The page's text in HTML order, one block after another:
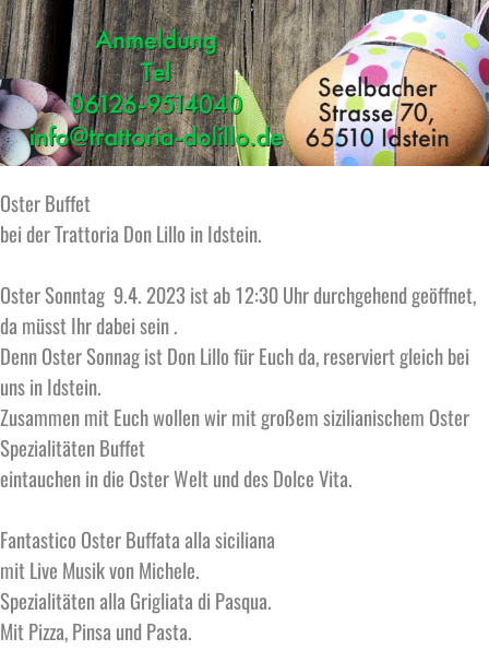
Oster Buffet
bei der Trattoria Don Lillo in Idstein.
Oster Sonntag 9.4. 2023 ist ab 12:30 Uhr durchgehend geöffnet,
da müsst Ihr dabei sein .
Denn Oster Sonnag ist Don Lillo für Euch da, reserviert gleich bei
uns in Idstein.
Zusammen mit Euch wollen wir mit großem sizilianischem Oster
Spezialitäten Buffet
eintauchen in die Oster Welt und des Dolce Vita.
Fantastico Oster Buffata alla siciliana
mit Live Musik von Michele.
Spezialitäten alla Grigliata di Pasqua.
Mit Pizza, Pinsa und Pasta.